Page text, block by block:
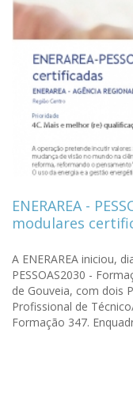
ENERAREA -
modulares
A ENERAREA iniciou,
PESSOAS2030 -
de Gouveia, com dois
Profissional de
Formação 347.